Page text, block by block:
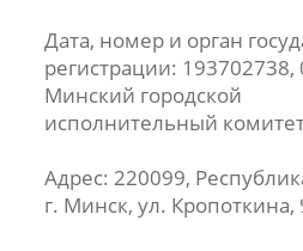
Дата, номер и орган
регистрации: 193702738,
Минский городской
исполнительный
Адрес: 220099,
г. Минск, ул. Кропоткина,